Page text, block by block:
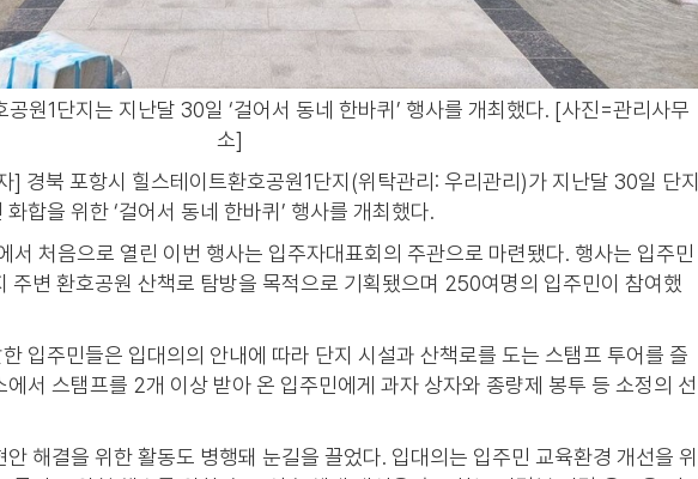
원1단지는 지난달 30일 ‘걸어서 동네 한바퀴’ 행사를 개최했다. [사진=관리사무
소]
] 경북 포항시 힐스테이트환호공원1단지(위탁관리: 우리관리)가 지난달 30일 단지
합을 위한 ‘걸어서 동네 한바퀴’ 행사를 개최했다.
서 처음으로 열린 이번 행사는 입주자대표회의 주관으로 마련됐다. 행사는 입주민
주변 환호공원 산책로 탐방을 목적으로 기획됐으며 250여명의 입주민이 참여했
입주민들은 입대의의 안내에 따라 단지 시설과 산책로를 도는 스탬프 투어를 즐
서 스탬프를 2개 이상 받아 온 입주민에게 과자 상자와 종량제 봉투 등 소정의 선
해결을 위한 활동도 병행돼 눈길을 끌었다. 입대의는 입주민 교육환경 개선을 위